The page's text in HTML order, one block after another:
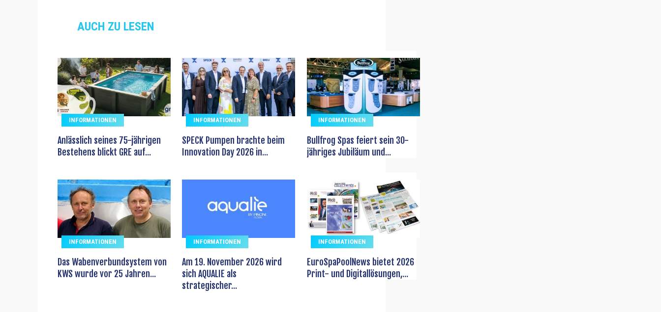
AUCH ZU LESEN
INFORMATIONEN
Anlässlich seines 75-jährigen
Bestehens blickt GRE auf...
INFORMATIONEN
SPECK Pumpen brachte beim
Innovation Day 2026 in...
INFORMATIONEN
Bullfrog Spas feiert sein 30-
jähriges Jubiläum und...
INFORMATIONEN
Das Wabenverbundsystem von
KWS wurde vor 25 Jahren...
INFORMATIONEN
Am 19. November 2026 wird
sich AQUALIE als
strategischer...
INFORMATIONEN
EuroSpaPoolNews bietet 2026
Print- und Digitallösungen,...